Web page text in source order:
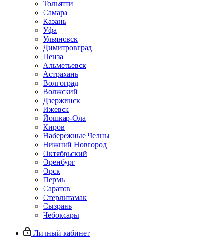
Тольятти
Самара
Казань
Уфа
Ульяновск
Димитровград
Пенза
Альметьевск
Астрахань
Волгоград
Волжский
Дзержинск
Ижевск
Йошкар-Ола
Киров
Набережные Челны
Нижний Новгород
Октябрьский
Оренбург
Орск
Пермь
Саратов
Стерлитамак
Сызрань
Чебоксары
Личный кабинет